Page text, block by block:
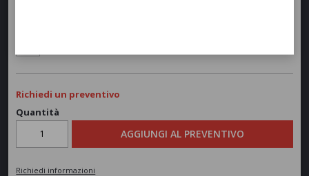
Richiedi un preventivo
Quantità
AGGIUNGI AL PREVENTIVO
Richiedi informazioni